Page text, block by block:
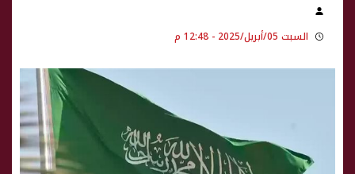
السبت 05/أبريل/2025 - 12:48 م